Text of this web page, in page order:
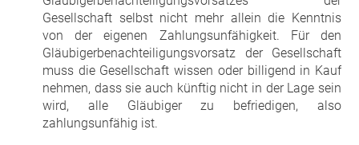
Gesellschaft selbst nicht mehr allein die Kenntnis
von der eigenen Zahlungsunfähigkeit. Für den
Gläubigerbenachteiligungsvorsatz der Gesellschaft
muss die Gesellschaft wissen oder billigend in Kauf
nehmen, dass sie auch künftig nicht in der Lage sein
wird, alle Gläubiger zu befriedigen, also
zahlungsunfähig ist.